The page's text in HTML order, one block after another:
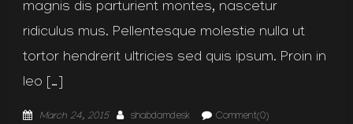
magnis dis parturient montes, nascetur
ridiculus mus. Pellentesque molestie nulla ut
tortor hendrerit ultricies sed quis ipsum. Proin in
leo […]
Posted
March 24, 2015 Author
shabdamdesk Comment(0)